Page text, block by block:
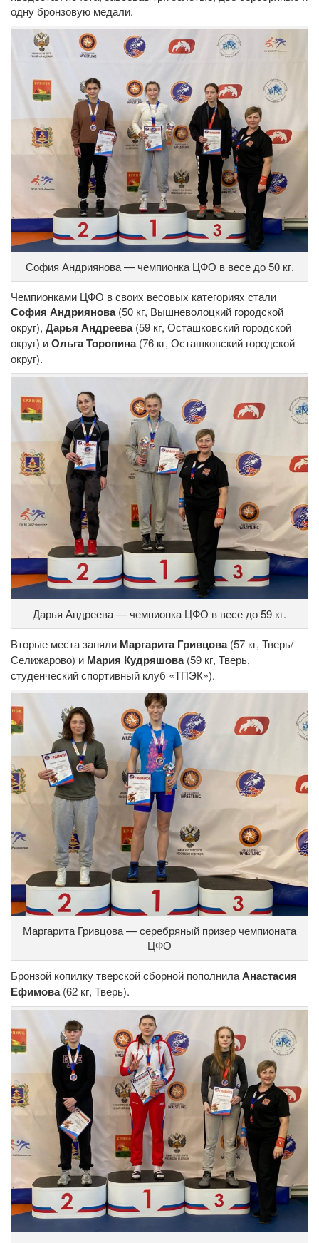
одну бронзовую медали.
София Андриянова — чемпионка ЦФО в весе до 50 кг.
Чемпионками ЦФО в своих весовых категориях стали
София Андриянова(50 кг, Вышневолоцкий городской
округ), Дарья Андреева(59 кг, Осташковский городской
округ) иОльга Торопина(76 кг, Осташковский городской
округ).
Дарья Андреева — чемпионка ЦФО в весе до 59 кг.
Вторые места заняли Маргарита Гривцова(57 кг, Тверь/
Селижарово) и Мария Кудряшова(59 кг, Тверь,
студенческий спортивный клуб «ТПЭК»).
Маргарита Гривцова — серебряный призер чемпионата
ЦФО
Бронзой копилку тверской сборной пополнилаАнастасия
Ефимова(62 кг, Тверь).